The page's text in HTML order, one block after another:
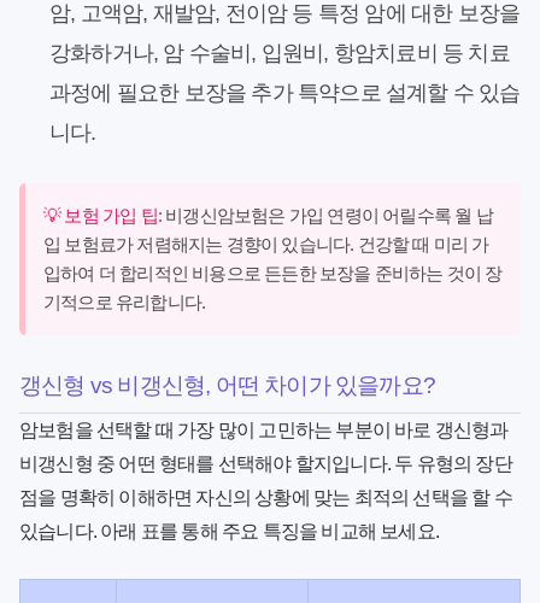
암, 고액암, 재발암, 전이암 등 특정 암에 대한 보장을
강화하거나, 암 수술비, 입원비, 항암치료비 등 치료
과정에 필요한 보장을 추가 특약으로 설계할 수 있습
니다.
💡 보험 가입 팁: 비갱신암보험은 가입 연령이 어릴수록 월 납
입 보험료가 저렴해지는 경향이 있습니다. 건강할 때 미리 가
입하여 더 합리적인 비용으로 든든한 보장을 준비하는 것이 장
기적으로 유리합니다.
갱신형 vs 비갱신형, 어떤 차이가 있을까요?
암보험을 선택할 때 가장 많이 고민하는 부분이 바로 갱신형과
비갱신형 중 어떤 형태를 선택해야 할지입니다. 두 유형의 장단
점을 명확히 이해하면 자신의 상황에 맞는 최적의 선택을 할 수
있습니다. 아래 표를 통해 주요 특징을 비교해 보세요.